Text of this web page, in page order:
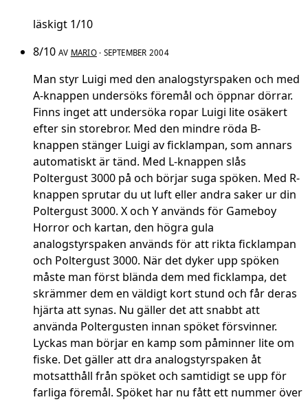
läskigt 1/10
8/10 AV MARIO· SEPTEMBER 2004
Man styr Luigi med den analogstyrspaken och med
A-knappen undersöks föremål och öppnar dörrar.
Finns inget att undersöka ropar Luigi lite osäkert
efter sin storebror. Med den mindre röda B-
knappen stänger Luigi av ficklampan, som annars
automatiskt är tänd. Med L-knappen slås
Poltergust 3000 på och börjar suga spöken. Med R-
knappen sprutar du ut luft eller andra saker ur din
Poltergust 3000. X och Y används för Gameboy
Horror och kartan, den högra gula
analogstyrspaken används för att rikta ficklampan
och Poltergust 3000. När det dyker upp spöken
måste man först blända dem med ficklampa, det
skrämmer dem en väldigt kort stund och får deras
hjärta att synas. Nu gäller det att snabbt att
använda Poltergusten innan spöket försvinner.
Lyckas man börjar en kamp som påminner lite om
fiske. Det gäller att dra analogstyrspaken åt
motsatthåll från spöket och samtidigt se upp för
farliga föremål. Spöket har nu fått ett nummer över